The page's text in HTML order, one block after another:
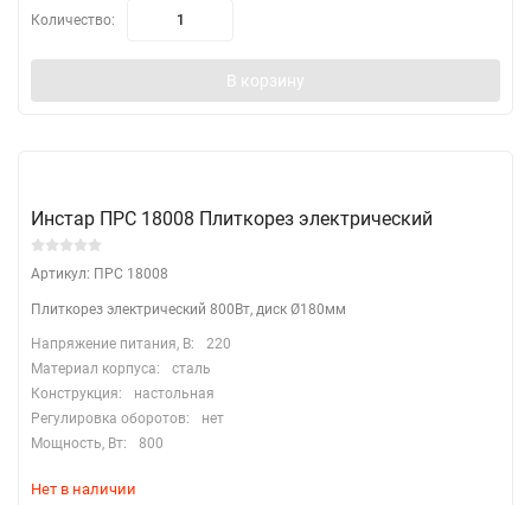
Количество:
В корзину
Инстар ПРС 18008 Плиткорез электрический
Артикул: ПРС 18008
Плиткорез электрический 800Вт, диск Ø180мм
Напряжение питания, В:
220
Материал корпуса:
сталь
Конструкция:
настольная
Регулировка оборотов:
нет
Мощность, Вт:
800
Нет в наличии